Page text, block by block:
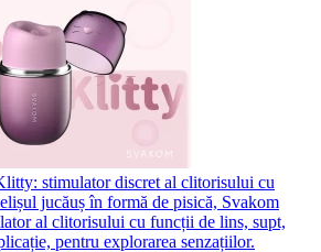
stimulator discret al clitorisului cu
jucăuș în formă de pisică, Svakom
al clitorisului cu funcții de lins, supt,
pentru explorarea senzațiilor.